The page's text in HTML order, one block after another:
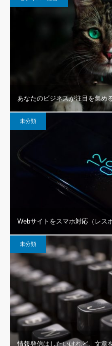
あなたのビジネスが注目を集め
未分類
Webサイトをスマホ対応（レス
未分類
情報発信はしたいけれど、文章